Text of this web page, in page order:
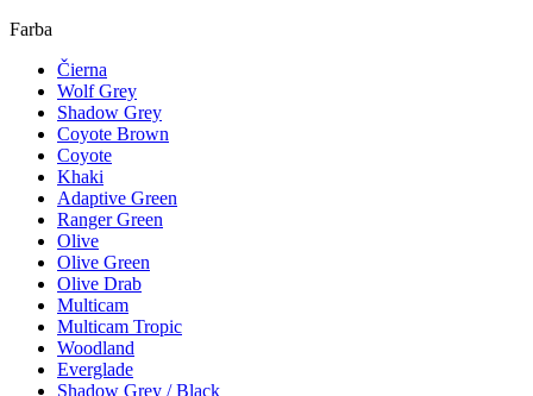
Farba
Čierna
Wolf Grey
Shadow Grey
Coyote Brown
Coyote
Khaki
Adaptive Green
Ranger Green
Olive
Olive Green
Olive Drab
Multicam
Multicam Tropic
Woodland
Everglade
Shadow Grey / Black